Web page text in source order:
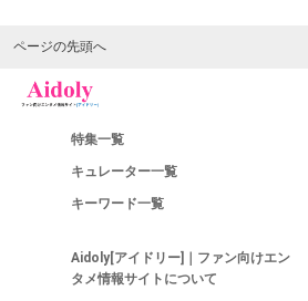
ページの先頭へ
特集一覧
キュレーター一覧
キーワード一覧
Aidoly[アイドリー]｜ファン向けエン
タメ情報サイトについて